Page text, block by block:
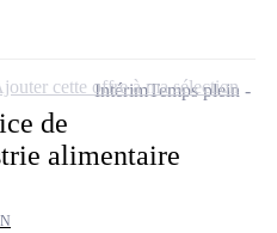
de
alimentaire
IntérimTemps plein
cette offre à ma sélection